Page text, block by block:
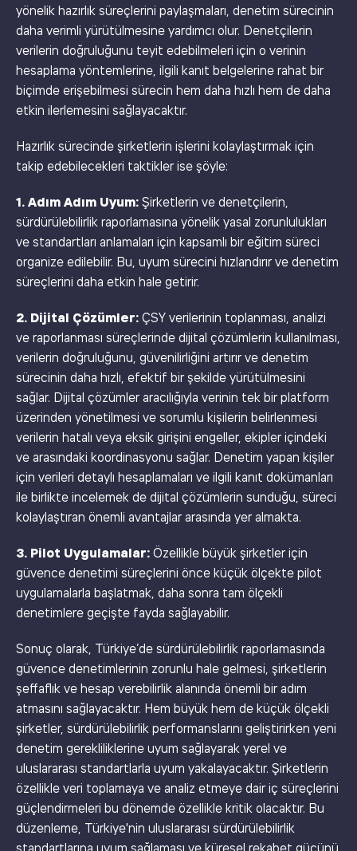
yönelik hazırlık süreçlerini paylaşmaları, denetim sürecinin
daha verimli yürütülmesine yardımcı olur. Denetçilerin
verilerin doğruluğunu teyit edebilmeleri için o verinin
hesaplama yöntemlerine, ilgili kanıt belgelerine rahat bir
biçimde erişebilmesi sürecin hem daha hızlı hem de daha
etkin ilerlemesini sağlayacaktır.
Hazırlık sürecinde şirketlerin işlerini kolaylaştırmak için
takip edebilecekleri taktikler ise şöyle:
1. Adım Adım Uyum: Şirketlerin ve denetçilerin,
sürdürülebilirlik raporlamasına yönelik yasal zorunlulukları
ve standartları anlamaları için kapsamlı bir eğitim süreci
organize edilebilir. Bu, uyum sürecini hızlandırır ve denetim
süreçlerini daha etkin hale getirir.
2. Dijital Çözümler: ÇSY verilerinin toplanması, analizi
ve raporlanması süreçlerinde dijital çözümlerin kullanılması,
verilerin doğruluğunu, güvenilirliğini artırır ve denetim
sürecinin daha hızlı, efektif bir şekilde yürütülmesini
sağlar. Dijital çözümler aracılığıyla verinin tek bir platform
üzerinden yönetilmesi ve sorumlu kişilerin belirlenmesi
verilerin hatalı veya eksik girişini engeller, ekipler içindeki
ve arasındaki koordinasyonu sağlar. Denetim yapan kişiler
için verileri detaylı hesaplamaları ve ilgili kanıt dokümanları
ile birlikte incelemek de dijital çözümlerin sunduğu, süreci
kolaylaştıran önemli avantajlar arasında yer almakta.
3. Pilot Uygulamalar: Özellikle büyük şirketler için
güvence denetimi süreçlerini önce küçük ölçekte pilot
uygulamalarla başlatmak, daha sonra tam ölçekli
denetimlere geçişte fayda sağlayabilir.
Sonuç olarak, Türkiye’de sürdürülebilirlik raporlamasında
güvence denetimlerinin zorunlu hale gelmesi, şirketlerin
şeffaflık ve hesap verebilirlik alanında önemli bir adım
atmasını sağlayacaktır. Hem büyük hem de küçük ölçekli
şirketler, sürdürülebilirlik performanslarını geliştirirken yeni
denetim gerekliliklerine uyum sağlayarak yerel ve
uluslararası standartlarla uyum yakalayacaktır. Şirketlerin
özellikle veri toplamaya ve analiz etmeye dair iç süreçlerini
güçlendirmeleri bu dönemde özellikle kritik olacaktır. Bu
düzenleme, Türkiye'nin uluslararası sürdürülebilirlik